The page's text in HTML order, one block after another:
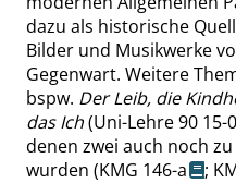
dazu als historische
Bilder und Musikwerke
Gegenwart. Weitere
bspw. Der Leib, die
das Ich(Uni-Lehre 90 15-
denen zwei auch noch
wurden (KMG 146-a ;